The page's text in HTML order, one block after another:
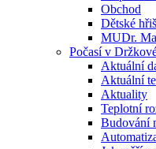
Obchod
Dětské
MUDr.
Počasí v
Aktuální
Aktuální
Aktuality
Teplotní
Budování